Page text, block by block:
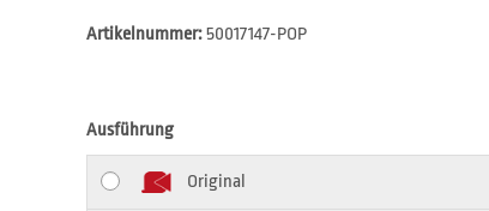
Artikelnummer:50017147-POP
Ausführung
Original